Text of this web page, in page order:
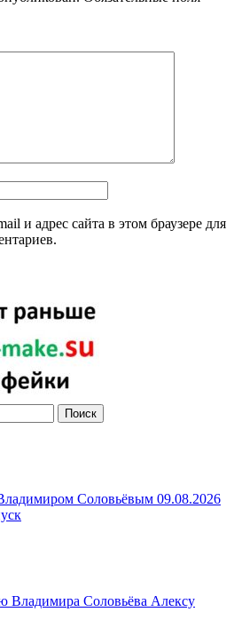
и адрес сайта в этом браузере для
Соловьёвым 09.08.2026
Владимира Соловьёва Алексу